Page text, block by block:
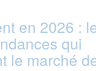
en 2026 :
qui
le marché